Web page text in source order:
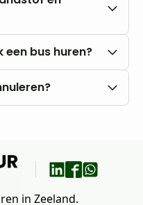
btw en
bus huren?
huren, mits u in het
in Zeeland.